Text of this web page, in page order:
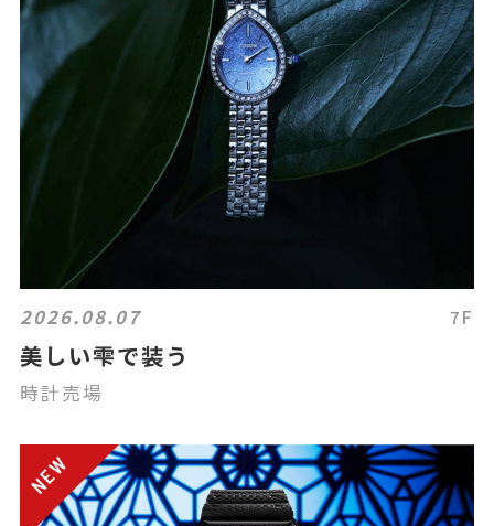
2026.08.07 7F
美しい雫で装う
時計売場